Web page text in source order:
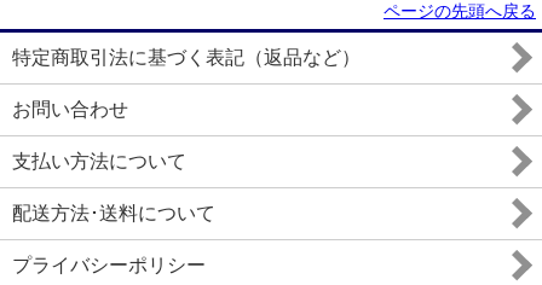
ページの先頭へ戻る
特定商取引法に基づく表記（返品など）
お問い合わせ
支払い方法について
配送方法･送料について
プライバシーポリシー